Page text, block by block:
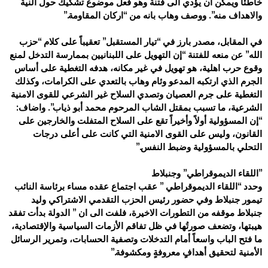
‏والاهداف منه”. ووصف وهاب بانه من “اركان المقاومة‎”.‎
في المقابل، مصدر بارز في “تيار المستقبل” تعقيباً على كلام “حزب
الله” عن منعه للفتنة “إن التهويل على اللبنانيين بممارسة التدخل لمنع
‏وقوع حرب اهلية، هو تهويل في غير مكانه، هدفه التغطية على أساس
الجرم الذي ارتكبه المدعو وئام وهاب بالتعدي على الكرامات، ‏وكذلك
التغطية على جرم العصيان وتصدي السلاح غير الشرعي للقوى الامنية
الشرعية، ما تسبب بمقتل الشاب المرحوم محمد أبو ذياب”. ‏واضاف:
“إن المسؤولية أولاً وأخيراً تقع على السلاح المتفلت والخارجين على
القانون، وليس على القوى الامنية التي كانت على أعلى ‏درجات
التحلي بالمسؤولية وضبط النفس‎”.‎
‎”‎اللقاء الديموقراطي” وجنبلاط
وحدد “اللقاء الديموقراطي ” عقب اجتماع عقده مساء برئاسة النائب
تيمور جنبلاط وفي حضور رئيس الحزب التقدمي الاشتراكي وليد
‏جنبلاط موقفه من التطورات الاخيرة، فلفت الى ان ” الدولة بدأت تفقد
هيبتها، وتضعف صورتُها في ظل تفاقم الأزمات السياسية ‏والإقتصادية،
ما فتح الباب واسعاً أمام التدخلات وتصفية الحسابات، وتمرير الرسائل
الأمنية لتحقيق أهدافٍ معروفةٍ ومكشوفة‎”.‎